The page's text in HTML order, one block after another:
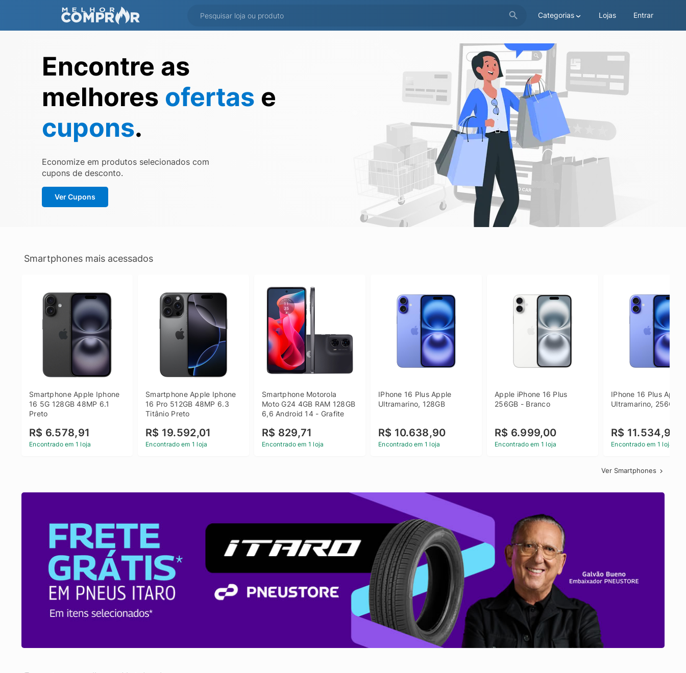
Categorias Lojas Entrar
Encontre as
melhores ofertas e
cupons.
Economize em produtos selecionados com
cupons de desconto.
Ver Cupons
Smartphones mais acessados
Smartphone Apple Iphone
16 5G 128GB 48MP 6.1
Preto
R$ 6.578,91
Encontrado em 1 loja
Smartphone Apple Iphone
16 Pro 512GB 48MP 6.3
Titânio Preto
R$ 19.592,01
Encontrado em 1 loja
Smartphone Motorola
Moto G24 4GB RAM 128GB
6,6 Android 14 - Grafite
R$ 829,71
Encontrado em 1 loja
IPhone 16 Plus Apple
Ultramarino, 128GB
R$ 10.638,90
Encontrado em 1 loja
Apple iPhone 16 Plus
256GB - Branco
R$ 6.999,00
Encontrado em 1 loja
IPhone 16 Plus Apple
Ultramarino, 256GB
R$ 11.534,90
Encontrado em 1 loja
Ver Smartphones